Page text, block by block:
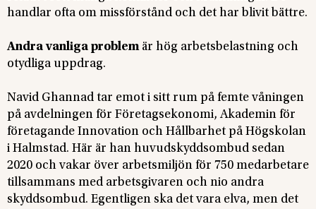
handlar ofta om missförstånd och det har blivit bättre.
Andra vanliga problemär hög arbetsbelastning och
otydliga uppdrag.
Navid Ghannad tar emot i sitt rum på femte våningen
på avdelningen för Företagsekonomi, Akademin för
företagande Innovation och Hållbarhet på Högskolan
i Halmstad. Här är han huvudskyddsombud sedan
2020 och vakar över arbetsmiljön för 750 medarbetare
tillsammans med arbetsgivaren och nio andra
skyddsombud. Egentligen ska det vara elva, men det